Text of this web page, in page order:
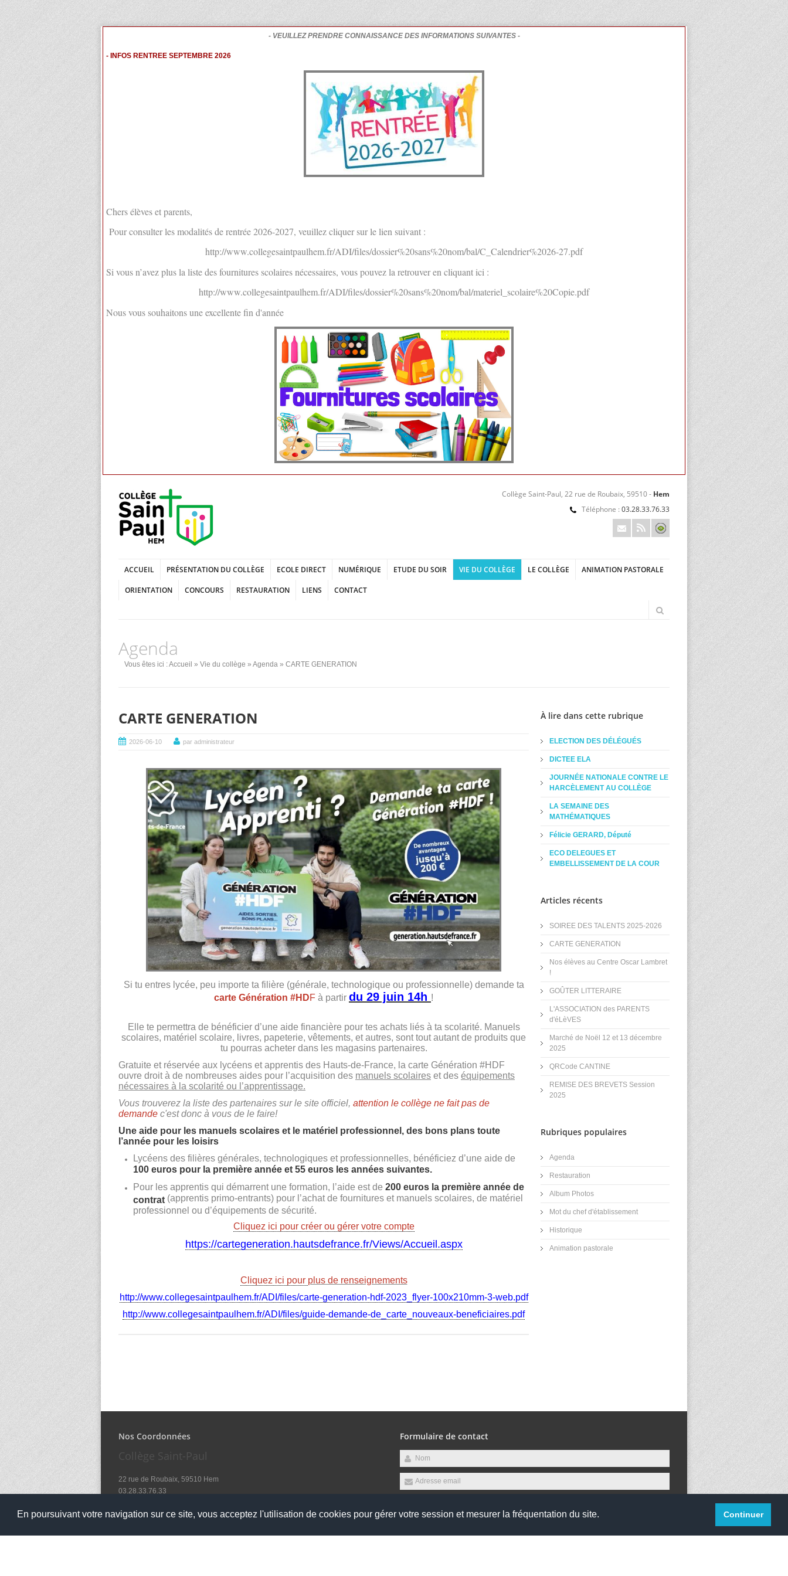
En poursuivant votre navigation sur ce site, vous acceptez l'utilisation de cookies pour gérer votre session et mesurer la fréquentation du site. Continuer
- VEUILLEZ PRENDRE CONNAISSANCE DES INFORMATIONS SUIVANTES -
- INFOS RENTREE SEPTEMBRE 2026
Chers élèves et parents,
Pour consulter les modalités de rentrée 2026-2027, veuillez cliquer sur le lien suivant :
http://www.collegesaintpaulhem.fr/ADI/files/dossier%20sans%20nom/bal/C_Calendrier%2026-27.pdf
Si vous n’avez plus la liste des fournitures scolaires nécessaires, vous pouvez la retrouver en cliquant ici :
http://www.collegesaintpaulhem.fr/ADI/files/dossier%20sans%20nom/bal/materiel_scolaire%20Copie.pdf
Nous vous souhaitons une excellente fin d'année
Collège Saint-Paul, 22 rue de Roubaix, 59510 - Hem
Téléphone : 03.28.33.76.33
ACCUEIL PRÉSENTATION DU COLLÈGE ECOLE DIRECT NUMÉRIQUE ETUDE DU SOIR VIE DU COLLÈGE LE COLLÈGE ANIMATION PASTORALE
ORIENTATION CONCOURS RESTAURATION LIENS CONTACT
Agenda
Vous êtes ici :Accueil » Vie du collège » Agenda » CARTE GENERATION
CARTE GENERATION
2026-06-10 par administrateur
Si tu entres lycée, peu importe ta filière (générale, technologique ou professionnelle) demande ta
carte Génération #HDF à partir du 29 juin 14h !
Elle te permettra de bénéficier d’une aide financière pour tes achats liés à ta scolarité. Manuels
scolaires, matériel scolaire, livres, papeterie, vêtements, et autres, sont tout autant de produits que
tu pourras acheter dans les magasins partenaires.
Gratuite et réservée aux lycéens et apprentis des Hauts-de-France, la carte Génération #HDF
ouvre droit à de nombreuses aides pour l’acquisition des manuels scolaires et des équipements
nécessaires à la scolarité ou l’apprentissage.
Vous trouverez la liste des partenaires sur le site officiel, attention le collège ne fait pas de
demande c'est donc à vous de le faire!
Une aide pour les manuels scolaires et le matériel professionnel, des bons plans toute
l’année pour les loisirs
Lycéens des filières générales, technologiques et professionnelles, bénéficiez d’une aide de
100 euros pour la première année et 55 euros les années suivantes.
Pour les apprentis qui démarrent une formation, l’aide est de 200 euros la première année de
contrat (apprentis primo-entrants) pour l’achat de fournitures et manuels scolaires, de matériel
professionnel ou d’équipements de sécurité.
Cliquez ici pour créer ou gérer votre compte
https://cartegeneration.hautsdefrance.fr/Views/Accueil.aspx
Cliquez ici pour plus de renseignements
http://www.collegesaintpaulhem.fr/ADI/files/carte-generation-hdf-2023_flyer-100x210mm-3-web.pdf
http://www.collegesaintpaulhem.fr/ADI/files/guide-demande-de_carte_nouveaux-beneficiaires.pdf
À lire dans cette rubrique
ELECTION DES DÉLÉGUÉS
DICTEE ELA
JOURNÉE NATIONALE CONTRE LE
HARCÈLEMENT AU COLLÈGE
LA SEMAINE DES
MATHÉMATIQUES
Félicie GERARD, Député
ECO DELEGUES ET
EMBELLISSEMENT DE LA COUR
Articles récents
SOIREE DES TALENTS 2025-2026
CARTE GENERATION
Nos élèves au Centre Oscar Lambret
!
GOÛTER LITTERAIRE
L'ASSOCIATION des PARENTS
d'éLèVES
Marché de Noël 12 et 13 décembre
2025
QRCode CANTINE
REMISE DES BREVETS Session
2025
Rubriques populaires
Agenda
Restauration
Album Photos
Mot du chef d'établissement
Historique
Animation pastorale
Nos Coordonnées
Collège Saint-Paul
22 rue de Roubaix, 59510 Hem
03.28.33.76.33
07H30 12H00 - 13H30 17H00 - Lundi, Mardi, Jeudi, Vendredi
Formulaire de contact